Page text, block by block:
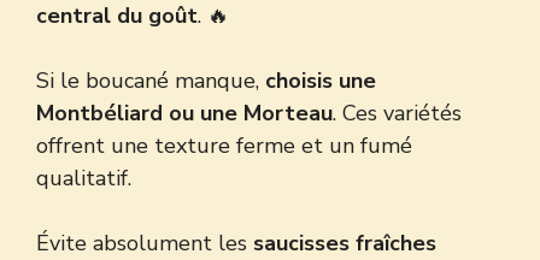
central du goût. 🔥
Si le boucané manque, choisis une
Montbéliard ou une Morteau. Ces variétés
offrent une texture ferme et un fumé
qualitatif.
Évite absolument les saucisses fraîches